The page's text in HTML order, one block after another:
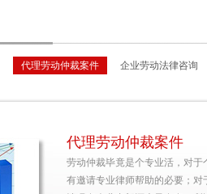
代理劳动仲裁案件 企业劳动法律咨询
代理劳动仲裁案件
劳动仲裁毕竟是个专业活，对
有邀请专业律师帮助的必要；